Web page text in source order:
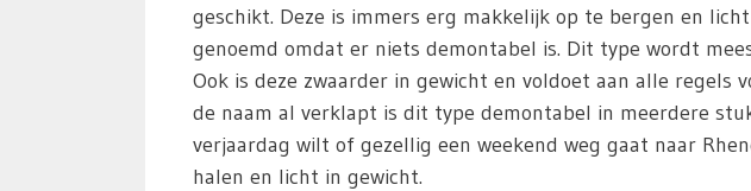
geschikt. Deze is immers erg makkelijk op te bergen en
genoemd omdat er niets demontabel is. Dit type wordt
Ook is deze zwaarder in gewicht en voldoet aan alle regels
de naam al verklapt is dit type demontabel in meerdere
verjaardag wilt of gezellig een weekend weg gaat naar
halen en licht in gewicht.